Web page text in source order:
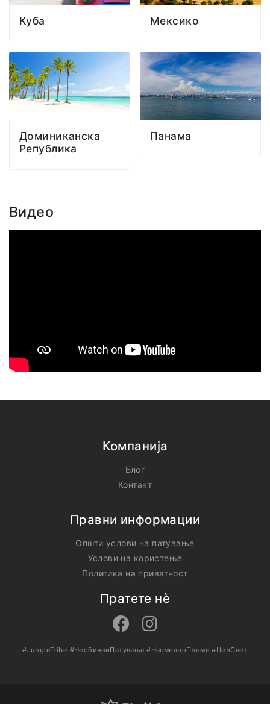
Куба Мексико
Доминиканска
Република
Панама
Видео
Компанија
Блог
Контакт
Правни информации
Општи услови на патување
Услови на користење
Политика на приватност
Пратете нѐ
#JungleTribe #НеобичниПатувања #НасмеаноПлеме #ЦелСвет